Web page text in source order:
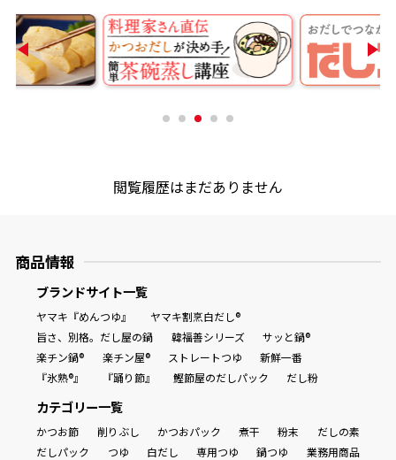
商品情報一覧
おすすめサイト
閲覧履歴はまだありません
商品情報
ブランドサイト一覧
ヤマキ『めんつゆ』
ヤマキ割烹白だし®
旨さ、別格。だし屋の鍋
韓福善シリーズ
サッと鍋®
楽チン鍋®
楽チン屋® ストレートつゆ
新鮮一番
『氷熟®』
『踊り節』 鰹節屋のだしパック だし粉
カテゴリー一覧
かつお節 削りぶし かつおパック 煮干 粉末
だしの素
だしパック
つゆ 白だし 専用つゆ 鍋つゆ 業務用商品